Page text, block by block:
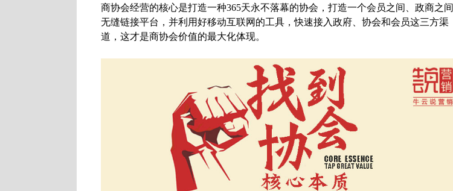
商协会经营的核心是打造一种365天永不落幕的协会，打造一个会员之间、政商之间
无缝链接平台，并利用好移动互联网的工具，快速接入政府、协会和会员这三方渠
道，这才是商协会价值的最大化体现。